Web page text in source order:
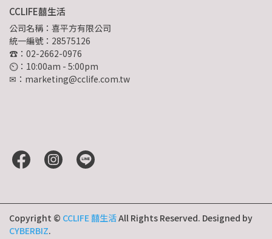
CCLIFE囍生活
公司名稱：喜平方有限公司
統一編號：28575126
☎：02-2662-0976
⏲︎：10:00am - 5:00pm
✉：marketing@cclife.com.tw
Copyright © CCLIFE 囍生活All Rights Reserved. Designed by
CYBERBIZ.